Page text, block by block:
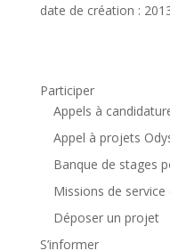
date de création :
Participer
Appels à
Appel à projets
Banque de stages
Missions de service
Déposer un projet
S’informer